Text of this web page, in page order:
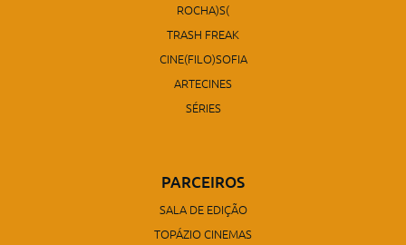
ROCHA)S(
TRASH FREAK
CINE(FILO)SOFIA
ARTECINES
SÉRIES
PARCEIROS
SALA DE EDIÇÃO
TOPÁZIO CINEMAS